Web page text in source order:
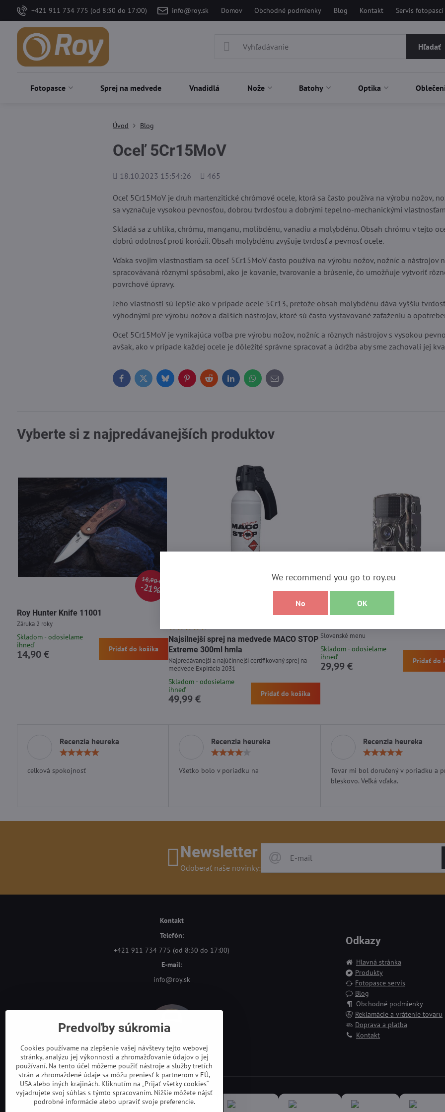
+421 911 734 775 (od 8:30 do 17:00) info@roy.sk Domov Obchodné podmienky Blog Kontakt Servis fotopascí
Hľadať
Fotopasce Sprej na medvede Vnadidlá Nože Batohy Optika
Úvod Blog
Oceľ 5Cr15MoV
Pridané
18.10.2023 15:54:26
Počet
465
Oceľ 5Cr15MoV je druh martenzitické chrómové ocele, ktorá sa často používa na výrobu nožov,
sa vyznačuje vysokou pevnosťou, dobrou tvrdosťou a dobrými tepelno-mechanickými
Skladá sa z uhlíka, chrómu, manganu, molibdénu, vanadiu a molybdénu. Obsah chrómu v tejto
dobrú odolnosť proti korózii. Obsah molybdénu zvyšuje tvrdosť a pevnosť ocele.
Vďaka svojim vlastnostiam sa oceľ 5Cr15MoV často používa na výrobu nožov, nožníc a nástrojov
spracovávaná rôznymi spôsobmi, ako je kovanie, tvarovanie a brúsenie, čo umožňuje vytvoriť
povrchové úpravy.
Jeho vlastnosti sú lepšie ako v prípade ocele 5Cr13, pretože obsah molybdénu dáva vyššiu
výhodnými pre výrobu nožov a ďalších nástrojov, ktoré sú často vystavované zaťaženiu a
Oceľ 5Cr15MoV je vynikajúca voľba pre výrobu nožov, nožníc a rôznych nástrojov s vysokou
avšak, ako v prípade každej ocele je dôležité správne spracovať a údržba aby sme zachovali jej
FacebookTwitterBlueskyPinterestRedditLinkedInWhatsApp
E-
mail
Vyberte si z najpredávanejších produktov
18,90 €
21%
Roy Hunter Knife 11001
Záruka 2 roky
Skladom - odosielame
ihneď
14,90 € Pridať do košíka
Najsilnejší sprej na medvede MACO STOP
Extreme 300ml hmla
Najpredávanejší a najúčinnejší certifikovaný sprej na
medvede Expirácia 2031
Skladom - odosielame
ihneď
49,99 € Pridať do košíka
Slovenské menu
Skladom - odosielame
ihneď
29,99 € Pridať do
Recenzia heureka
celková spokojnosť
Recenzia heureka
Všetko bolo v poriadku na
Recenzia heureka
/
5
Tovar mi bol doručený v poriadku a
bleskovo. Veľká vďaka.
Newsletter
Odoberať naše novinky:
Kontakt
Telefón:
+421 911 734 775 (od 8:30 do 17:00)
E-mail:
info@roy.sk
Odkazy
Hlavná stránka
Produkty
Fotopasce servis
Blog
Obchodné podmienky
Reklamácie a vrátenie tovaru
Doprava a platba
Kontakt
Predvoľby súkromia
Cookies používame na zlepšenie vašej návštevy tejto webovej
stránky, analýzu jej výkonnosti a zhromažďovanie údajov o jej
používaní. Na tento účel môžeme použiť nástroje a služby tretích
strán a zhromaždené údaje sa môžu preniesť k partnerom v EÚ,
USA alebo iných krajinách. Kliknutím na „Prijať všetky cookies“
vyjadrujete svoj súhlas s týmto spracovaním. Nižšie môžete nájsť
podrobné informácie alebo upraviť svoje preferencie.
We recommend you go to roy.eu
No OK